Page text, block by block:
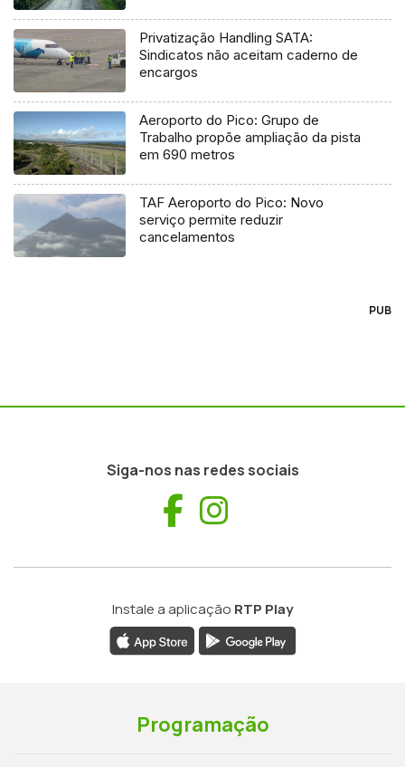
Privatização Handling SATA:
Sindicatos não aceitam caderno de
encargos
Aeroporto do Pico: Grupo de
Trabalho propõe ampliação da pista
em 690 metros
TAF Aeroporto do Pico: Novo
serviço permite reduzir
cancelamentos
PUB
Siga-nos nas redes sociais
Facebook
Instale a aplicação RTP Play
Programação